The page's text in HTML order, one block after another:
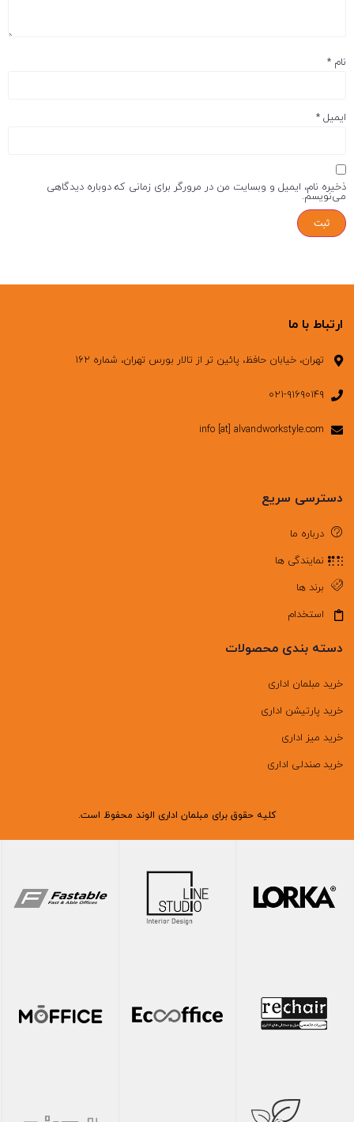
نام
ایمیل*
ذخیره نام، ایمیل و وبسایت من در مرورگر برای زمانی که دوباره دیدگاهی
می‌نویسم.
ارتباط با ما
تهران، خیابان حافظ، پائین تر از تالار بورس تهران، شماره ۱۶۲
۰۲۱-۹۱۶۹۰۱۴۹
info [at] alvandworkstyle.com
دسترسی سریع
درباره ما
نمایندگی ها
برند ها
استخدام
دسته بندی محصولات
خرید مبلمان اداری
خرید پارتیشن اداری
خرید میز اداری
خرید صندلی اداری
کلیه حقوق برای مبلمان اداری الوند محفوظ است.